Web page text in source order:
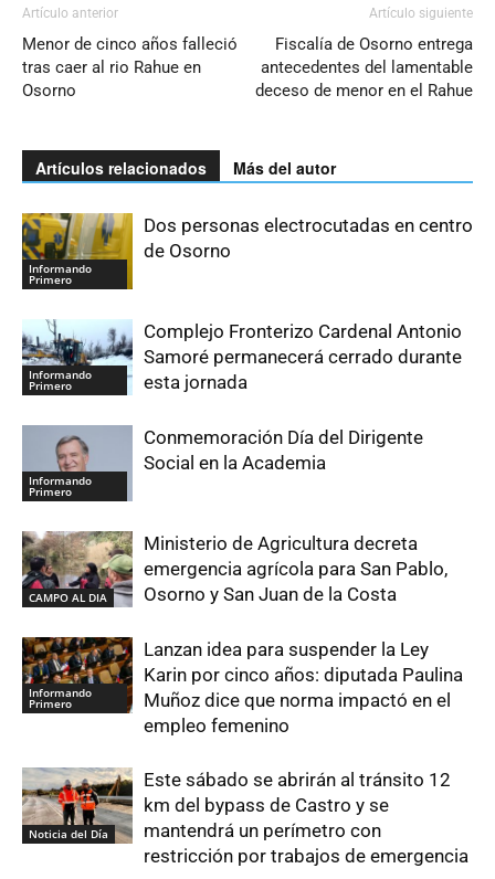
Artículo anterior
Menor de cinco años falleció
tras caer al rio Rahue en
Osorno
Artículo siguiente
Fiscalía de Osorno entrega
antecedentes del lamentable
deceso de menor en el Rahue
Artículos relacionados Más del autor
Informando
Primero
Dos personas electrocutadas en centro
de Osorno
Informando
Primero
Complejo Fronterizo Cardenal Antonio
Samoré permanecerá cerrado durante
esta jornada
Informando
Primero
Conmemoración Día del Dirigente
Social en la Academia
CAMPO AL DIA
Ministerio de Agricultura decreta
emergencia agrícola para San Pablo,
Osorno y San Juan de la Costa
Informando
Primero
Lanzan idea para suspender la Ley
Karin por cinco años: diputada Paulina
Muñoz dice que norma impactó en el
empleo femenino
Noticia del Día
Este sábado se abrirán al tránsito 12
km del bypass de Castro y se
mantendrá un perímetro con
restricción por trabajos de emergencia